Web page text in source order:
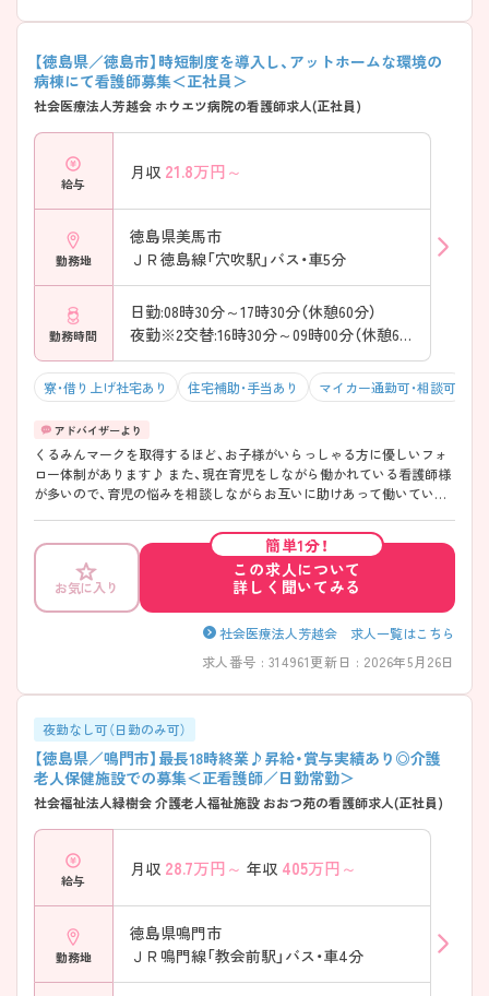
【徳島県／徳島市】時短制度を導入し、アットホームな環境の
病棟にて看護師募集＜正社員＞
社会医療法人芳越会 ホウエツ病院の看護師求人(正社員)
給与
月収 21.8万円～
勤務地
徳島県美馬市
ＪＲ徳島線「穴吹駅」バス・車5分
勤務時間
日勤:08時30分～17時30分（休憩60分）
夜勤※2交替:16時30分～09時00分（休憩60分）
寮・借り上げ社宅あり 住宅補助・手当あり マイカー通勤可・相談可
くるみんマークを取得するほど、お子様がいらっしゃる方に優しいフォ
ロー体制があります♪ また、現在育児をしながら働かれている看護師様
が多いので、育児の悩みを相談しながらお互いに助けあって働いていけ
らに詳細をお話しますので、お気軽にご相談ください。
お気に入り
簡単1分！
この求人について
詳しく聞いてみる
社会医療法人芳越会 求人一覧はこちら
求人番号 : 314961更新日 : 2026年5月26日
夜勤なし可（日勤のみ可）
【徳島県／鳴門市】最長18時終業♪昇給・賞与実績あり◎介護
老人保健施設での募集＜正看護師／日勤常勤＞
社会福祉法人緑樹会 介護老人福祉施設 おおつ苑の看護師求人(正社員)
給与
月収 28.7万円～ 年収 405万円～
勤務地
徳島県鳴門市
ＪＲ鳴門線「教会前駅」バス・車4分